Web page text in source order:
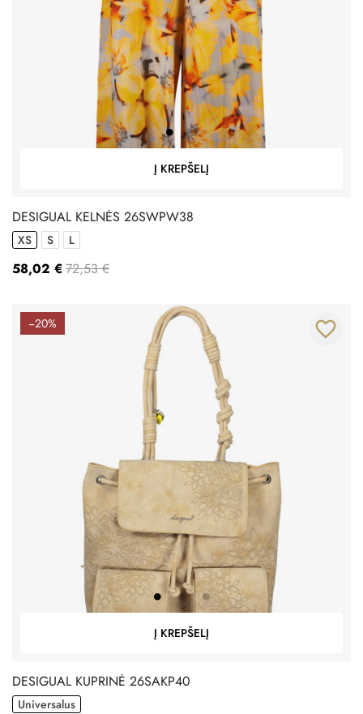
Į KREPŠELĮ
DESIGUAL KELNĖS 26SWPW38
XS S L
58,02 € 72,53 €
−20%
Į KREPŠELĮ
favorite_border
DESIGUAL KUPRINĖ 26SAKP40
Universalus